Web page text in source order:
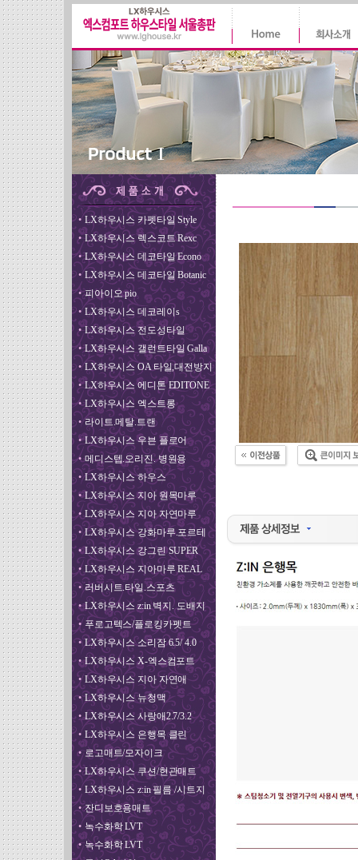
• LX하우시스 카펫타일 Style
• LX하우시스 렉스코트 Rexc
• LX하우시스 데코타일 Econo
• LX하우시스 데코타일 Botanic
• 피아이오 pio
• LX하우시스 데코레이s
• LX하우시스 전도성타일
• LX하우시스 갤런트타일 Galla
• LX하우시스 OA 타일,대전방지
• LX하우시스 에디톤 EDITONE
• LX하우시스 엑스트롱
• 라이트.메탈.트랜
• LX하우시스 우븐 플로어
• 메디스텝.오리진. 병원용
• LX하우시스 하우스
• LX하우시스 지아 원목마루
• LX하우시스 지아 자연마루
• LX하우시스 강화마루.포르테
• LX하우시스 강그린 SUPER
• LX하우시스 지아마루 REAL
• 러버시트.타일.스포츠
• LX하우시스 z:in 벽지. 도배지
• 푸로고텍스/플로킹카펫트
• LX하우시스 소리잠 6.5/ 4.0
• LX하우시스 X-엑스컴포트
• LX하우시스 지아 자연애
• LX하우시스 뉴청맥
• LX하우시스 사랑애2.7/3.2
• LX하우시스 은행목 클린
• 로고매트/모자이크
• LX하우시스 쿠션/현관매트
• LX하우시스 z:in 필름 /시트지
• 잔디보호용매트
• 녹수화학 LVT
• 녹수화학 LVT